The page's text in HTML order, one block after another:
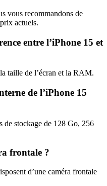
vous recommandons de
actuels.
entre l’iPhone 15 et
taille de l’écran et la RAM.
de l’iPhone 15
de stockage de 128 Go, 256
frontale ?
d’une caméra frontale